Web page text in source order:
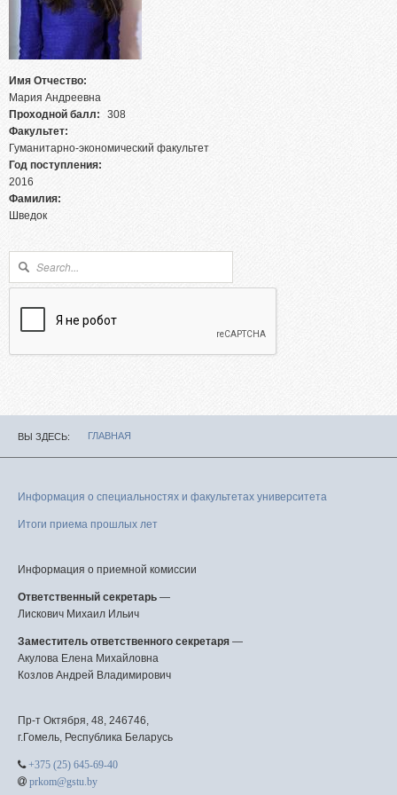
Зачисление без вступительных испытаний
Родителям абитуриентов
Часто задаваемые вопросы
Факультет довузовской подготовки
Централизованное тестирование
Репетиционное тестирование
Профориентанционные мероприятия 2023/2024
Имя Отчество:
Мария Андреевна
Проходной балл:
308
Факультет:
Гуманитарно-экономический факультет
Год поступления:
2016
Фамилия:
Шведок
Форма поиска
Поиск
ВЫ ЗДЕСЬ ГЛАВНАЯ
Информация о специальностях и факультетах университета
Итоги приема прошлых лет
Информация о приемной комиссии
Ответственный секретарь —
Лискович Михаил Ильич
Заместитель ответственного секретаря —
Акулова Елена Михайловна
Козлов Андрей Владимирович
Пр-т Октября, 48, 246746,
г.Гомель, Республика Беларусь
+375 (25) 645-69-40
prkom@gstu.by